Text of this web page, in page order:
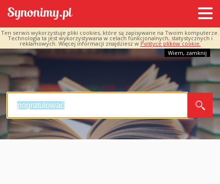
Ten serwis wykorzystuje pliki cookies, które są zapisywane na Twoim komputerze.
Technologia ta jest wykorzystywana w celach funkcjonalnych, statystycznych i
reklamowych. Więcej informacji znajdziesz w Polityce plików cookie.
Wiem, zamknij